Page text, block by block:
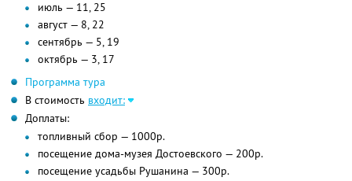
июль — 11, 25
август — 8, 22
сентябрь — 5, 19
октябрь — 3, 17
Программа тура
В стоимость входит:
Доплаты:
топливный сбор — 1000р.
посещение дома-музея Достоевского — 200р.
посещение усадьбы Рушанина — 300р.